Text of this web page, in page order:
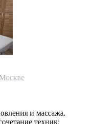
и массажа.
техник: